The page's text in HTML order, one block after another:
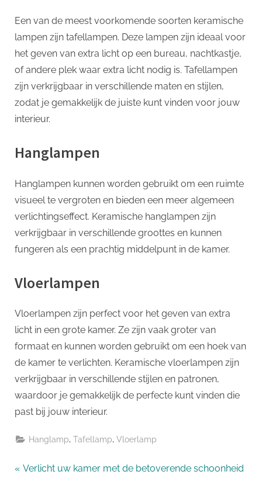
Een van de meest voorkomende soorten keramische
lampen zijn tafellampen. Deze lampen zijn ideaal voor
het geven van extra licht op een bureau, nachtkastje,
of andere plek waar extra licht nodig is. Tafellampen
zijn verkrijgbaar in verschillende maten en stijlen,
zodat je gemakkelijk de juiste kunt vinden voor jouw
interieur.
Hanglampen
Hanglampen kunnen worden gebruikt om een ruimte
visueel te vergroten en bieden een meer algemeen
verlichtingseffect. Keramische hanglampen zijn
verkrijgbaar in verschillende groottes en kunnen
fungeren als een prachtig middelpunt in de kamer.
Vloerlampen
Vloerlampen zijn perfect voor het geven van extra
licht in een grote kamer. Ze zijn vaak groter van
formaat en kunnen worden gebruikt om een ​​hoek van
de kamer te verlichten. Keramische vloerlampen zijn
verkrijgbaar in verschillende stijlen en patronen,
waardoor je gemakkelijk de perfecte kunt vinden die
past bij jouw interieur.
Hanglamp ,Tafellamp ,Vloerlamp
Bericht
P
Verlicht uw kamer met de betoverende schoonheid